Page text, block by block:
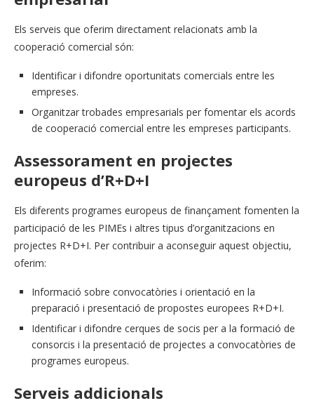
Els serveis que oferim directament relacionats amb la
cooperació comercial són:
Identificar i difondre oportunitats comercials entre les
empreses.
Organitzar trobades empresarials per fomentar els acords
de cooperació comercial entre les empreses participants.
Assessorament en projectes
europeus d’R+D+I
Els diferents programes europeus de finançament fomenten la
participació de les PIMEs i altres tipus d’organitzacions en
projectes R+D+I. Per contribuir a aconseguir aquest objectiu,
oferim:
Informació sobre convocatòries i orientació en la
preparació i presentació de propostes europees R+D+I.
Identificar i difondre cerques de socis per a la formació de
consorcis i la presentació de projectes a convocatòries de
programes europeus.
Serveis addicionals